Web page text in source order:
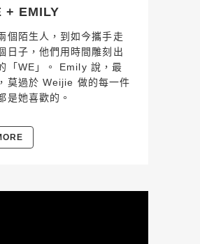
+ EMILY
個陌生人，到如今攜手走
日子，他們用時間雕刻出
「WE」。 Emily 說，最
莫過於 Weijie 做的每一件
是她喜歡的。